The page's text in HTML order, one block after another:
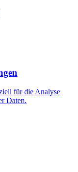
für die Analyse
Daten.